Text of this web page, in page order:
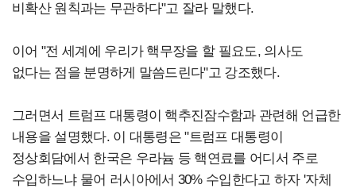
비확산 원칙과는 무관하다"고 잘라 말했다.
이어 "전 세계에 우리가 핵무장을 할 필요도, 의사도
없다는 점을 분명하게 말씀드린다"고 강조했다.
그러면서 트럼프 대통령이 핵추진잠수함과 관련해 언급한
내용을 설명했다. 이 대통령은 "트럼프 대통령이
정상회담에서 한국은 우라늄 등 핵연료를 어디서 주로
수입하느냐 물어 러시아에서 30% 수입한다고 하자 '자체